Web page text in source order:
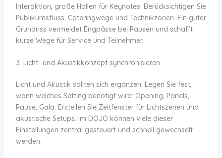
Interaktion, große Hallen für Keynotes. Berücksichtigen Sie
Publikumsfluss, Cateringwege und Technikzonen. Ein guter
Grundriss vermeidet Engpässe bei Pausen und schafft
kurze Wege für Service und Teilnehmer.
3. Licht- und Akustikkonzept synchronisieren
Licht und Akustik sollten sich ergänzen. Legen Sie fest,
wann welches Setting benötigt wird: Opening, Panels,
Pause, Gala. Erstellen Sie Zeitfenster für Lichtszenen und
akustische Setups. Im DOJO können viele dieser
Einstellungen zentral gesteuert und schnell gewechselt
werden.